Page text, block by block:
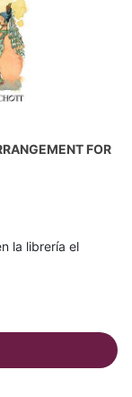
FOR
la librería el